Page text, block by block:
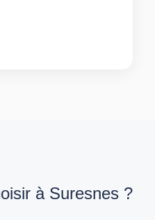
à Suresnes ?